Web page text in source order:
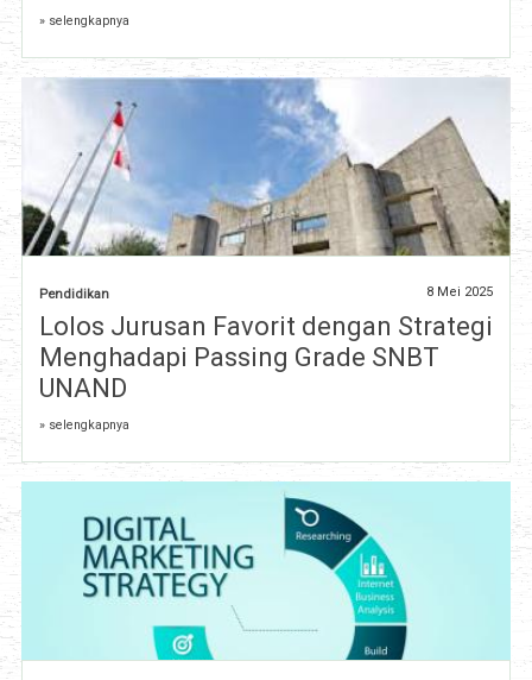
» selengkapnya
Pendidikan 8 Mei 2025
Lolos Jurusan Favorit dengan Strategi
Menghadapi Passing Grade SNBT
UNAND
» selengkapnya